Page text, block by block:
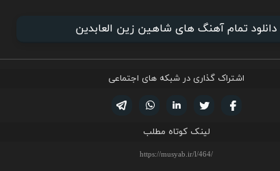
دانلود تمام آهنگ های شاهین زین العابدین
اشتراک گذاری در شبکه های اجتماعی
لینکدین تویتر
فیسوک
لینک کوتاه مطلب